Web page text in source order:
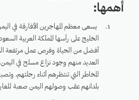
أهمها:
يسعى معظم المهاجرين الأفارقة في
الخليج على رأسها المملكة العربية
أفضل من الحياة وفرص عمل مرتفعة
العديد منهم وجود نزاع مسلح في
المخاطر التي تنتظرهم أثناء رحلتهم،
بلدانهم عقب وصولهم اليمن صعبة